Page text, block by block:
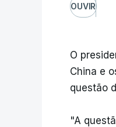
OUVIR
O
China e
questão
"A